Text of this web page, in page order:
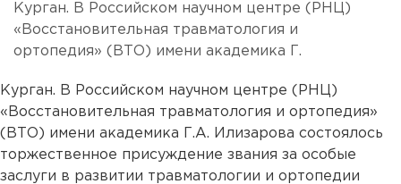
Курган. В Российском научном центре (РНЦ)
«Восстановительная травматология и
ортопедия» (ВТО) имени академика Г.
Курган. В Российском научном центре (РНЦ)
«Восстановительная травматология и ортопедия»
(ВТО) имени академика Г.А. Илизарова состоялось
торжественное присуждение звания за особые
заслуги в развитии травматологии и ортопедии